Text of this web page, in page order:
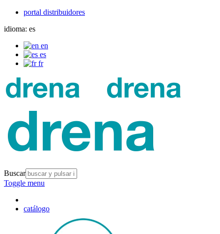
portal distribuidores
idioma: es
en
es
fr
Buscar
Toggle menu
catálogo